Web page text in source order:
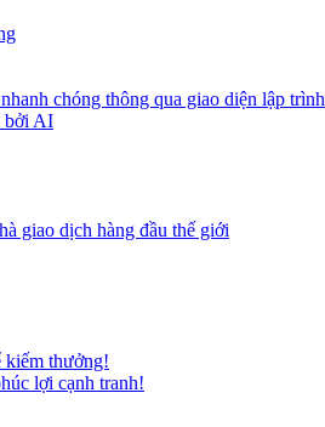
chóng thông qua giao diện lập trình
bởi AI
giao dịch hàng đầu thế giới
kiếm thưởng!
lợi cạnh tranh!